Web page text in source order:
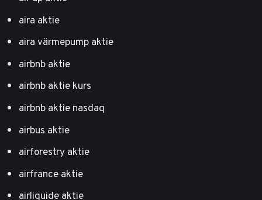
aira aktie
aira värmepump aktie
airbnb aktie
airbnb aktie kurs
airbnb aktie nasdaq
airbus aktie
airforestry aktie
airfrance aktie
airliquide aktie